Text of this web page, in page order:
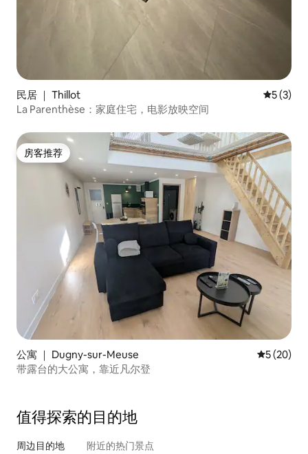
民居 ｜ Thillot 平均评分
5 (3)
La Parenthèse：家庭住宅，电影放映空间
房客推荐
房客推荐
公寓 ｜ Dugny-sur-Meuse 平均评分
5 (20)
带露台的大公寓，靠近凡尔登
值得探索的目的地
周边目的地 附近的热门景点